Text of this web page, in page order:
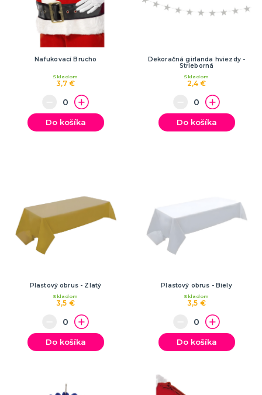
Nafukovací Brucho
3,7 €
Skladom
Do košíka
Dekoračná girlanda hviezdy -
Strieborná
2,4 €
Skladom
Do košíka
Plastový obrus - Zlatý
3,5 €
Skladom
Do košíka
Plastový obrus - Biely
3,5 €
Skladom
Do košíka